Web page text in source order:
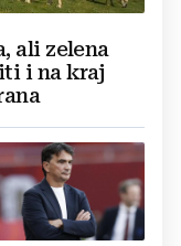
ali zelena
i na kraj